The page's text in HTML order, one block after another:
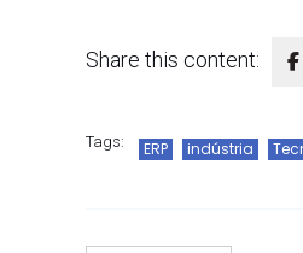
Share this content:
Tags: ERP indústria